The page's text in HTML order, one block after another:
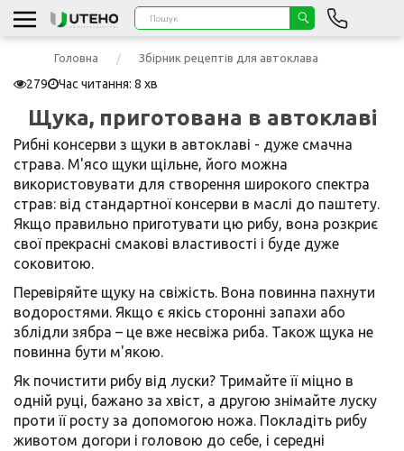
Головна Збірник рецептів для автоклава
279 Час читання: 8 хв
Щука, приготована в автоклаві
Рибні консерви з щуки в автоклаві - дуже смачна
страва. М'ясо щуки щільне, його можна
використовувати для створення широкого спектра
страв: від стандартної консерви в маслі до паштету.
Якщо правильно приготувати цю рибу, вона розкриє
свої прекрасні смакові властивості і буде дуже
соковитою.
Перевіряйте щуку на свіжість. Вона повинна пахнути
водоростями. Якщо є якісь сторонні запахи або
зблідли зябра – це вже несвіжа риба. Також щука не
повинна бути м'якою.
Як почистити рибу від луски? Тримайте її міцно в
одній руці, бажано за хвіст, а другою знімайте луску
проти її росту за допомогою ножа. Покладіть рибу
животом догори і головою до себе, і середні